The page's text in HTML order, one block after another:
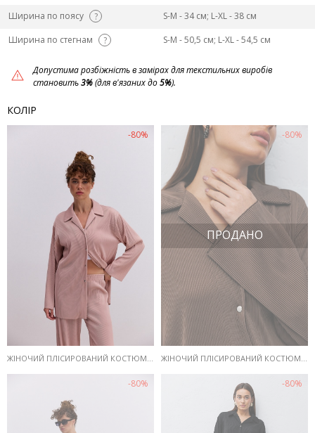
Ширина по поясу
?
S-M - 34 см; L-ХL - 38 см
Ширина по стегнам
? S-M - 50,5 см; L-ХL - 54,5 см
Допустима розбіжність в замірах для текстильних виробів
становить3%(для в'язаних до5%).
КОЛІР
-80%
ЖІНОЧИЙ ПЛІСИРОВАНИЙ КОСТЮМ СВІТЛО-БЕЖЕВИЙ ЗІ ШТАНАМИ ТА СОРОЧКОЮ
-80%
ПРОДАНО
-80% -80%